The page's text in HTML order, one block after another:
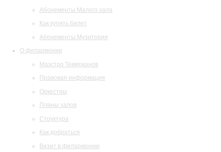
Абонементы Малого зала
Как купить билет
Абонементы Музитория
О филармонии
Маэстро Темирканов
Правовая информация
Оркестры
Планы залов
Структура
Как добраться
Визит в филармонию